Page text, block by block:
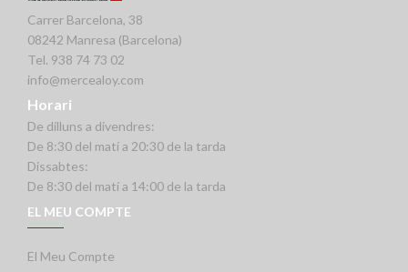
Carrer Barcelona, 38
08242 Manresa (Barcelona)
Tel. 938 74 73 02
info@mercealoy.com
Horari
De dilluns a divendres:
De 8:30 del matí a 20:30 de la tarda
Dissabtes:
De 8:30 del matí a 14:00 de la tarda
EL MEU COMPTE
El Meu Compte